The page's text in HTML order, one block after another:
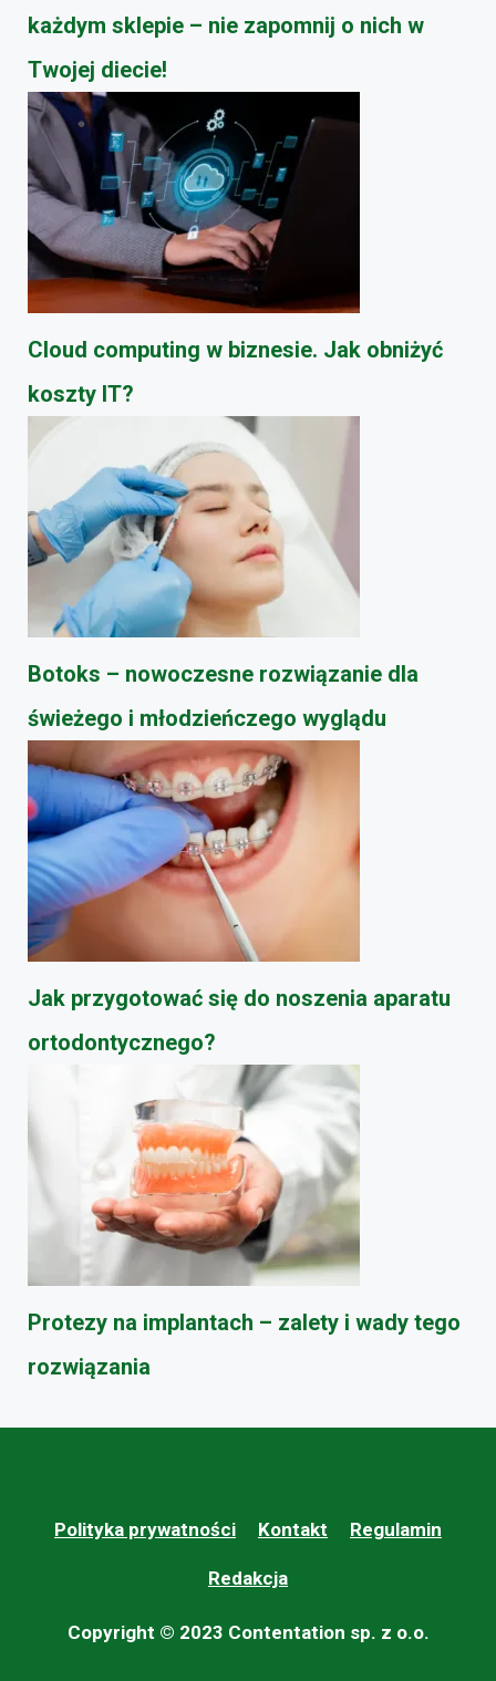
każdym sklepie – nie zapomnij o nich w
Twojej diecie!
Cloud computing w biznesie. Jak obniżyć
koszty IT?
Botoks – nowoczesne rozwiązanie dla
świeżego i młodzieńczego wyglądu
Jak przygotować się do noszenia aparatu
ortodontycznego?
Protezy na implantach – zalety i wady tego
rozwiązania
Polityka prywatności Kontakt Regulamin
Redakcja
Copyright © 2023 Contentation sp. z o.o.